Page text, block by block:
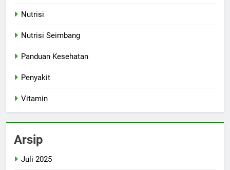
Nutrisi
Nutrisi Seimbang
Panduan Kesehatan
Penyakit
Vitamin
Arsip
Juli 2025